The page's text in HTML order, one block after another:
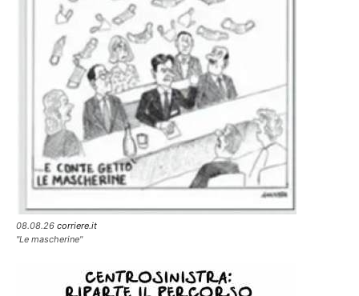
08.08.26 corriere.it
"Le mascherine"